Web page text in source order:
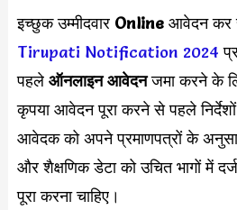
इच्छुक उम्मीदवार Online आवेदन कर
Tirupati Notification 2024
पहले ऑनलाइन आवेदनजमा करने के
कृपया आवेदन पूरा करने से पहले निर्देशों
आवेदक को अपने प्रमाणपत्रों के
और शैक्षणिक डेटा को उचित भागों में
पूरा करना चाहिए।